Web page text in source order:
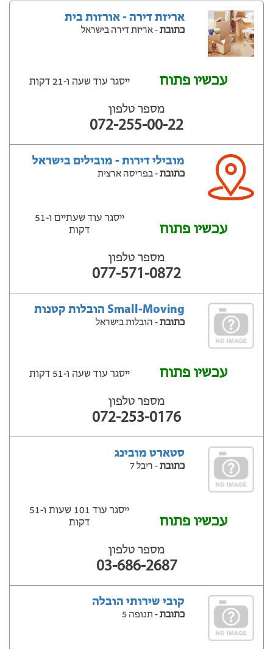
אריזת דירה - אורזות בית
כתובת- אריזת דירה בישראל
עכשיו פתוח ייסגר עוד שעה ‫ו-21 דקות
מספר טלפון
072-255-00-22
מובילי דירות - מובילים בישראל
כתובת- בפריסה ארצית
עכשיו פתוח
ייסגר עוד שעתיים ‫ו-51
דקות
מספר טלפון
077-571-0872
Small-Moving הובלות קטנות
כתובת- הובלות בישראל
עכשיו פתוח ייסגר עוד שעה ‫ו-51 דקות
מספר טלפון
072-253-0176
סטארט מובינג
כתובת- ריבל 7
עכשיו פתוח
ייסגר עוד 101 שעות ‫ו-51
דקות
מספר טלפון
03-686-2687
קובי שירותי הובלה
כתובת- תנופה 5